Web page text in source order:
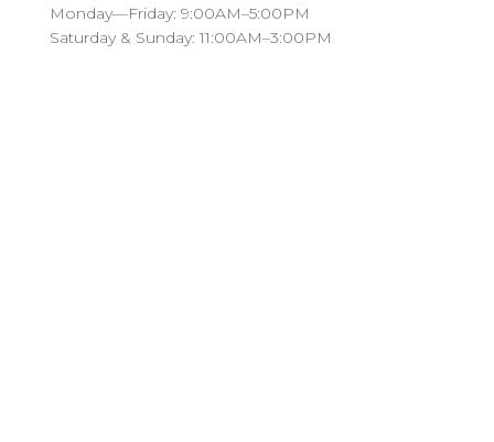
Monday—Friday: 9:00AM–5:00PM
Saturday & Sunday: 11:00AM–3:00PM